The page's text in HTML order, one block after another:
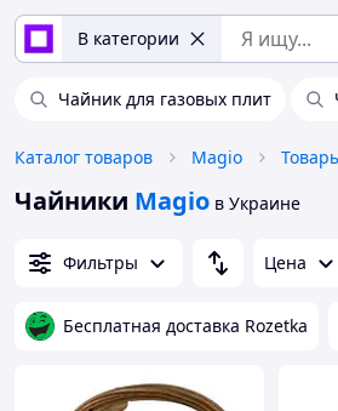
В категории
Чайник для газовых плит
Каталог товаров Magio
Чайники Magio в Украине
Фильтры Цена
Бесплатная доставка Rozetka